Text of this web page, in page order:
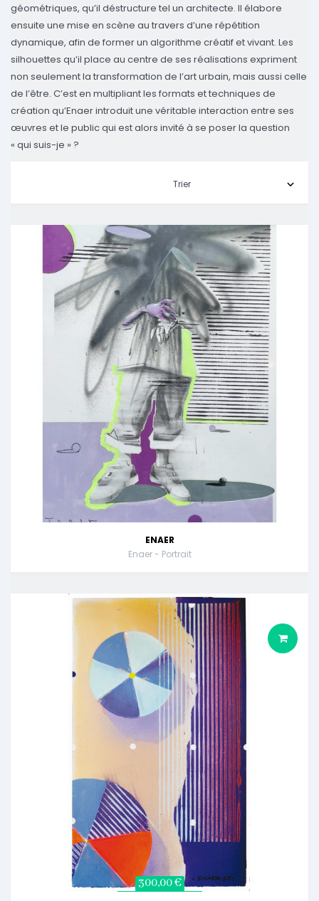
géométriques, qu’il déstructure tel un architecte. Il élabore
ensuite une mise en scène au travers d’une répétition
dynamique, afin de former un algorithme créatif et vivant. Les
silhouettes qu’il place au centre de ses réalisations expriment
non seulement la transformation de l’art urbain, mais aussi celle
de l’être. C’est en multipliant les formats et techniques de
création qu’Enaer introduit une véritable interaction entre ses
œuvres et le public qui est alors invité à se poser la question
« qui suis-je » ?
ENAER
Enaer - Portrait
300,00 €